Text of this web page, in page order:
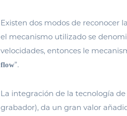
Existen dos modos de reconocer
el mecanismo utilizado se
velocidades, entonces le
flow”.
La integración de la tecnología
grabador), da un gran valor